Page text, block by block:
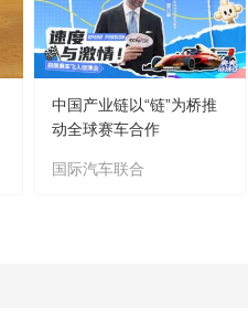
中国产业链以“链”为桥推
动全球赛车合作
国际汽车联合